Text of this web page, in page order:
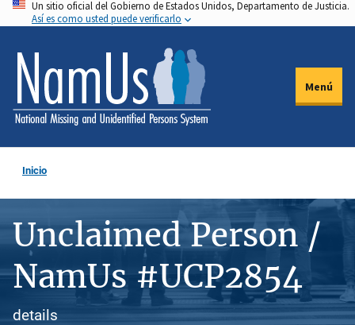
Pasar
al
contenido
principal
Un sitio oficial del Gobierno de Estados Unidos, Departamento de Justicia.
Así es como usted puede verificarlo
Menú
Inicio
Unclaimed Person /
NamUs #UCP2854
details